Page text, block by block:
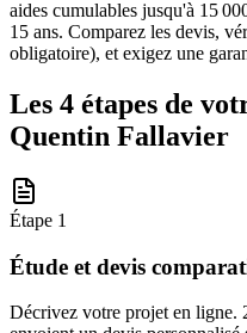
aides cumulables jusqu'à 15
15 ans. Comparez les devis,
obligatoire), et exigez une
Les 4 étapes de
Quentin Fallavier
Étape 1
Étude et devis
Décrivez votre projet en ligne.